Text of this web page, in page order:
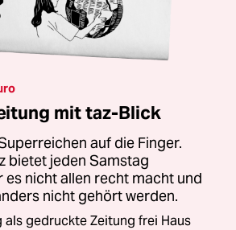
mit taz-Blick
auf die Finger.
bietet jeden Samstag
nicht allen recht macht und
nicht gehört werden.
als gedruckte Zeitung frei Haus